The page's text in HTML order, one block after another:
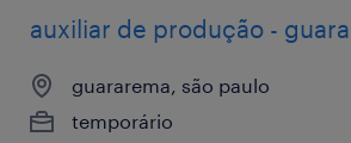
auxiliar de produção -
guararema, são paulo
temporário